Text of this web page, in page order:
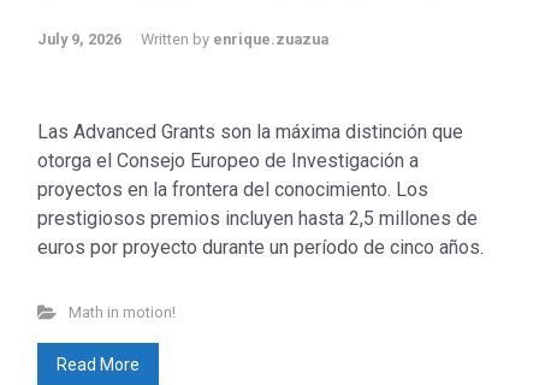
July 9, 2026 Written by enrique.zuazua
Las Advanced Grants son la máxima distinción que
otorga el Consejo Europeo de Investigación a
proyectos en la frontera del conocimiento. Los
prestigiosos premios incluyen hasta 2,5 millones de
euros por proyecto durante un período de cinco años.
Math in motion!
Read More